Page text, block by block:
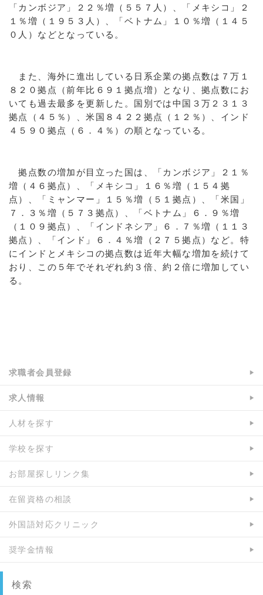
「カンボジア」２２％増（５５７人）、「メキシコ」２
１％増（１９５３人）、「ベトナム」１０％増（１４５
０人）などとなっている。
また、海外に進出している日系企業の拠点数は７万１
８２０拠点（前年比６９１拠点増）となり、拠点数にお
いても過去最多を更新した。国別では中国３万２３１３
拠点（４５％）、米国８４２２拠点（１２％）、インド
４５９０拠点（６．４％）の順となっている。
拠点数の増加が目立った国は、「カンボジア」２１％
増（４６拠点）、「メキシコ」１６％増（１５４拠
点）、「ミャンマー」１５％増（５１拠点）、「米国」
７．３％増（５７３拠点）、「ベトナム」６．９％増
（１０９拠点）、「インドネシア」６．７％増（１１３
拠点）、「インド」６．４％増（２７５拠点）など。特
にインドとメキシコの拠点数は近年大幅な増加を続けて
おり、この５年でそれぞれ約３倍、約２倍に増加してい
る。
求職者会員登録
求人情報
人材を探す
学校を探す
お部屋探しリンク集
在留資格の相談
外国語対応クリニック
奨学金情報
検索